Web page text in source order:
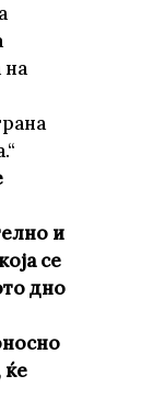
на
и
се
дно
ќе